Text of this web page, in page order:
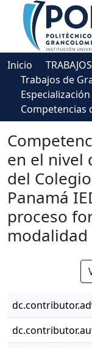
Comunidades
Descubre
Estadísticas
Inicio
en el nivel
del
Panamá
proceso